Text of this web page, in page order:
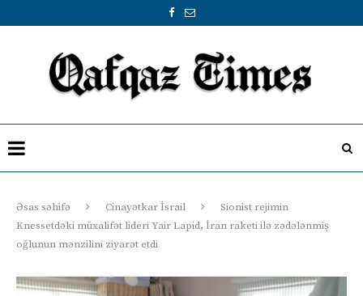
Əsas səhifə Cinayətkar İsrail
Sionist rejimin
Knessetdəki müxalifət lideri Yair Lapid, İran raketi ilə zədələnmiş
oğlunun mənzilini ziyarət etdi